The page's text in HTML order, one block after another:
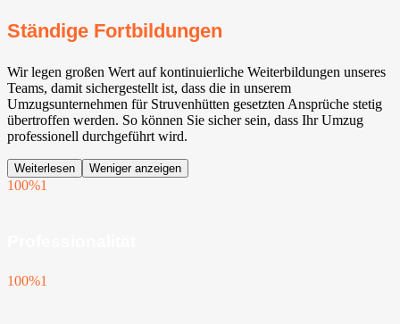
Ständige Fortbildungen
Wir legen großen Wert auf kontinuierliche Weiterbildungen unseres
Teams, damit sichergestellt ist, dass die in unserem
Umzugsunternehmen für Struvenhütten gesetzten Ansprüche stetig
übertroffen werden. So können Sie sicher sein, dass Ihr Umzug
professionell durchgeführt wird.
Weiterlesen Weniger anzeigen
100%1
100%1